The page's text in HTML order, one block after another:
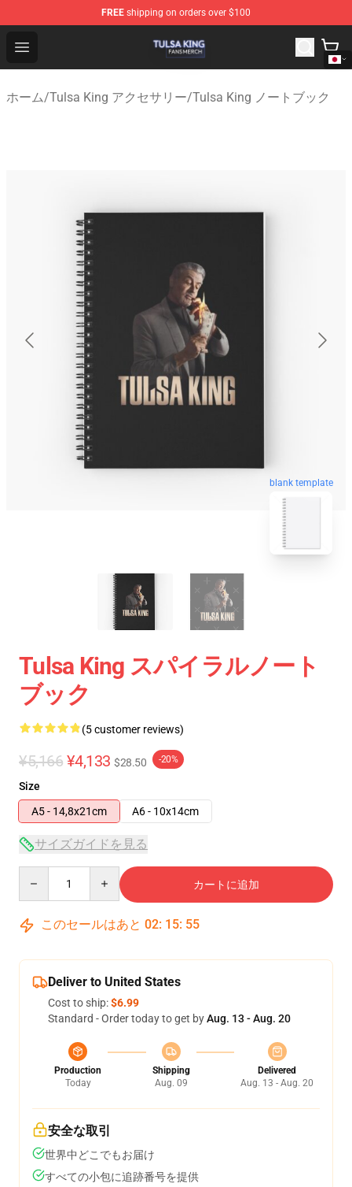
FREE shipping on orders over $100
Open menu
Tulsa King Shop - Official Tulsa King Merchandise Store
ホーム/Tulsa King アクセサリー/Tulsa King ノートブック
blank template
Tulsa King スパイラルノート
ブック
(5 customer reviews)
¥5,166 ¥4,133 $28.50 -20%
Size
A5 - 14,8x21cm
A6 - 10x14cm
サイズガイドを見る
カートに追加
このセールはあと 02: 15: 54
Deliver to United States
Cost to ship:$6.99
Standard - Order today to get byAug. 13 - Aug. 20
Production
Today
Shipping
Aug. 09
Delivered
Aug. 13 - Aug. 20
安全な取引
世界中どこでもお届け
すべての小包に追跡番号を提供